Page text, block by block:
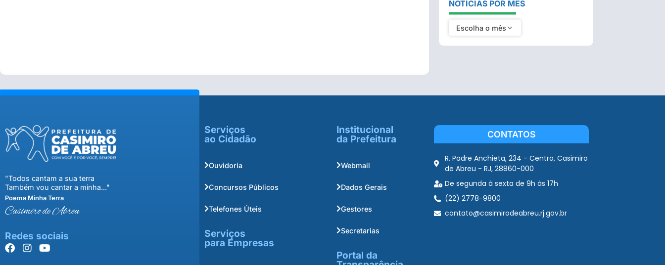
NOTÍCIAS POR MÊS
Escolha o mês
"Todos cantam a sua terra
Também vou cantar a minha..."
Poema Minha Terra
Casimiro de Abreu
Redes sociais
Serviços
ao Cidadão
Ouvidoria
Concursos Públicos
Telefones Úteis
Serviços
para Empresas
Institucional
da Prefeitura
Webmail
Dados Gerais
Gestores
Secretarias
Portal da
CONTATOS
R. Padre Anchieta, 234 - Centro, Casimiro
de Abreu - RJ, 28860-000
De segunda à sexta de 9h às 17h
(22) 2778-9800
contato@casimirodeabreu.rj.gov.br